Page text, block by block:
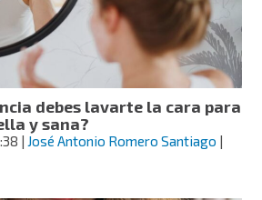
Louis
Vuitton
debes lavarte la cara para
y sana?
| José Antonio Romero Santiago |
on